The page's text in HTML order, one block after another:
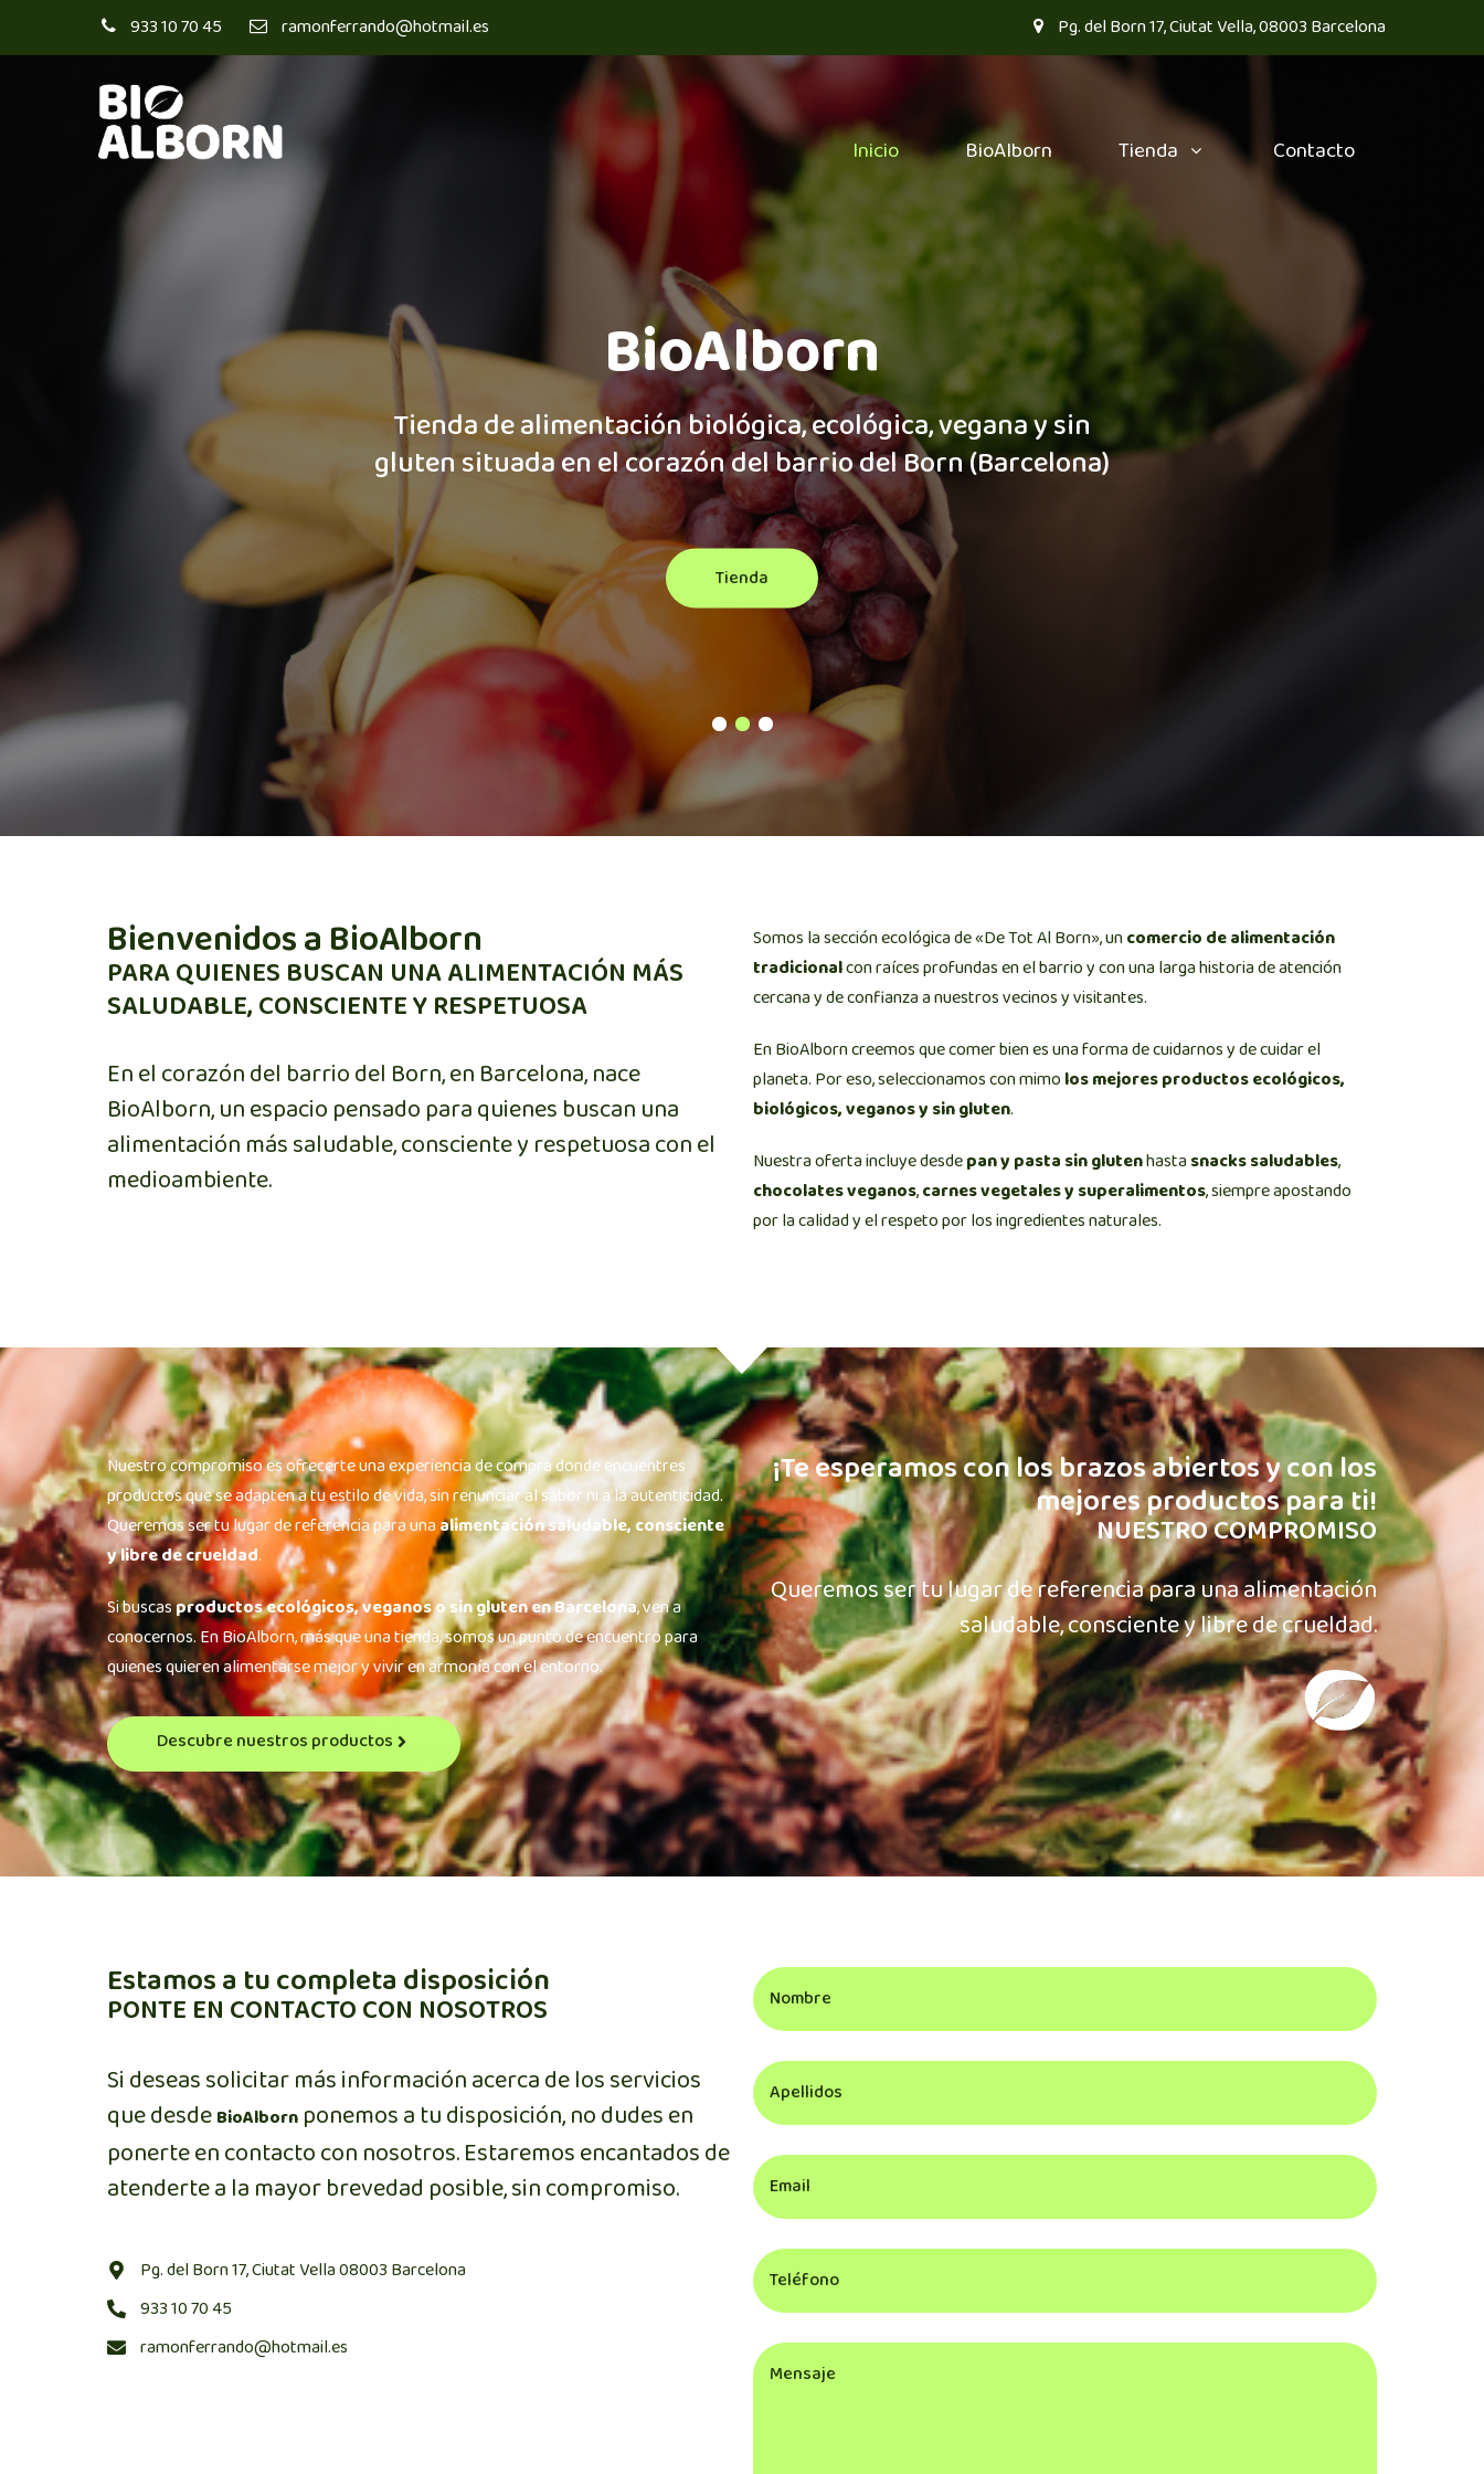
Pg. del Born 17, Ciutat Vella, 08003 Barcelona
933 10 70 45 ramonferrando@hotmail.es
Inicio BioAlborn Tienda Contacto
BioAlborn
Tienda de alimentación biológica, ecológica, vegana y sin
gluten situada en el corazón del barrio del Born (Barcelona)
Tienda
Bienvenidos a BioAlborn
PARA QUIENES BUSCAN UNA ALIMENTACIÓN MÁS
SALUDABLE, CONSCIENTE Y RESPETUOSA​
En el corazón del barrio del Born, en Barcelona, nace
BioAlborn, un espacio pensado para quienes buscan una
alimentación más saludable, consciente y respetuosa con el
medioambiente.
Somos la sección ecológica de «De Tot Al Born», uncomercio de alimentación
tradicionalcon raíces profundas en el barrio y con una larga historia de atención
cercana y de confianza a nuestros vecinos y visitantes.
En BioAlborn creemos que comer bien es una forma de cuidarnos y de cuidar el
planeta. Por eso, seleccionamos con mimolos mejores productos ecológicos,
biológicos, veganos y sin gluten.
Nuestra oferta incluye desdepan y pasta sin glutenhastasnacks saludables,
chocolates veganos,carnes vegetales y superalimentos, siempre apostando
por la calidad y el respeto por los ingredientes naturales.
Nuestro compromiso es ofrecerte una experiencia de compra donde encuentres
productos que se adapten a tu estilo de vida, sin renunciar al sabor ni a la autenticidad.
Queremos ser tu lugar de referencia para unaalimentación saludable, consciente
y libre de crueldad.
Si buscasproductos ecológicos, veganos o sin gluten en Barcelona, ven a
conocernos. En BioAlborn, más que una tienda, somos un punto de encuentro para
quienes quieren alimentarse mejor y vivir en armonía con el entorno.
Descubre nuestros productos
¡Te esperamos con los brazos abiertos y con los
mejores productos para ti!​
NUESTRO COMPROMISO
Queremos ser tu lugar de referencia para una alimentación
saludable, consciente y libre de crueldad.
Estamos a tu completa disposición
PONTE EN CONTACTO CON NOSOTROS
Si deseas solicitar más información acerca de los servicios
que desdeBioAlborn ponemos a tu disposición, no dudes en
ponerte en contacto con nosotros. Estaremos encantados de
atenderte a la mayor brevedad posible, sin compromiso.
Pg. del Born 17, Ciutat Vella 08003 Barcelona
933 10 70 45
ramonferrando@hotmail.es